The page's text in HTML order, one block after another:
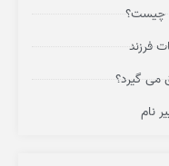
چیست؟
فرزند
می گیرد؟
نام